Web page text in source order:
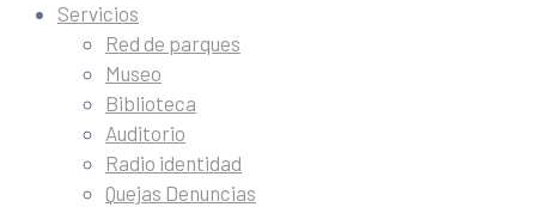
Servicios
Red de parques
Museo
Biblioteca
Auditorio
Radio identidad
Quejas Denuncias